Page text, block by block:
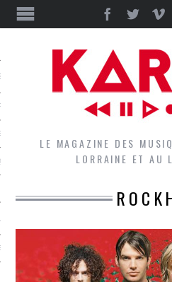
GROUPES DU LOCAL
LE LOCAL DU MAGAZINE
LE MAGAZINE DES
LORRAINE ET AU